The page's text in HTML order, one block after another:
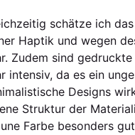
schätze ich
Haptik und wegen
Zudem sind
intensiv, da es ein
Designs
Struktur der
Farbe besonders